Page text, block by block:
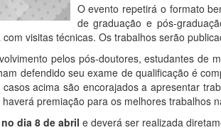
O evento repetirá o formato
de graduação e pós-
visitas técnicas. Os trabalhos serão
pelos pós-doutores, estudantes
defendido seu exame de qualificação é
acima são encorajados a apresentar
premiação para os melhores trabalhos
dia 8 de abril e deverá ser realizada